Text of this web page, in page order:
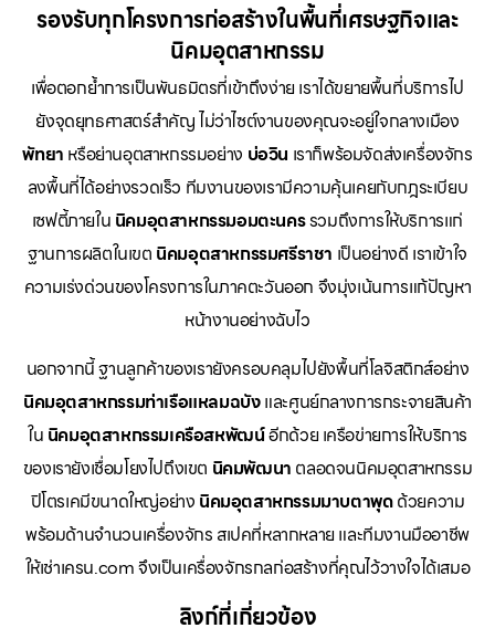
รองรับทุกโครงการก่อสร้างในพื้นที่เศรษฐกิจและ
นิคมอุตสาหกรรม
เพื่อตอกย้ำการเป็นพันธมิตรที่เข้าถึงง่าย เราได้ขยายพื้นที่บริการไป
ยังจุดยุทธศาสตร์สำคัญ ไม่ว่าไซต์งานของคุณจะอยู่ใจกลางเมือง
พัทยา หรือย่านอุตสาหกรรมอย่าง บ่อวิน เราก็พร้อมจัดส่งเครื่องจักร
ลงพื้นที่ได้อย่างรวดเร็ว ทีมงานของเรามีความคุ้นเคยกับกฎระเบียบ
เซฟตี้ภายใน นิคมอุตสาหกรรมอมตะนครรวมถึงการให้บริการแก่
ฐานการผลิตในเขต นิคมอุตสาหกรรมศรีราชา เป็นอย่างดี เราเข้าใจ
ความเร่งด่วนของโครงการในภาคตะวันออก จึงมุ่งเน้นการแก้ปัญหา
หน้างานอย่างฉับไว
นอกจากนี้ ฐานลูกค้าของเรายังครอบคลุมไปยังพื้นที่โลจิสติกส์อย่าง
นิคมอุตสาหกรรมท่าเรือแหลมฉบังและศูนย์กลางการกระจายสินค้า
ใน นิคมอุตสาหกรรมเครือสหพัฒน์อีกด้วย เครือข่ายการให้บริการ
ของเรายังเชื่อมโยงไปถึงเขต นิคมพัฒนา ตลอดจนนิคมอุตสาหกรรม
ปิโตรเคมีขนาดใหญ่อย่าง นิคมอุตสาหกรรมมาบตาพุดด้วยความ
พร้อมด้านจำนวนเครื่องจักร สเปคที่หลากหลาย และทีมงานมืออาชีพ
ให้เช่าเครน.com จึงเป็นเครื่องจักรกลก่อสร้างที่คุณไว้วางใจได้เสมอ
ลิงก์ที่เกี่ยวข้อง